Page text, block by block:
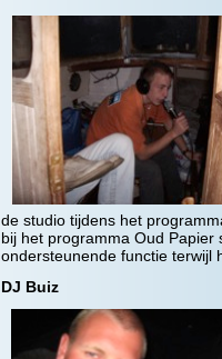
de studio tijdens het
bij het programma Oud
ondersteunende functie terwijl
DJ Buiz